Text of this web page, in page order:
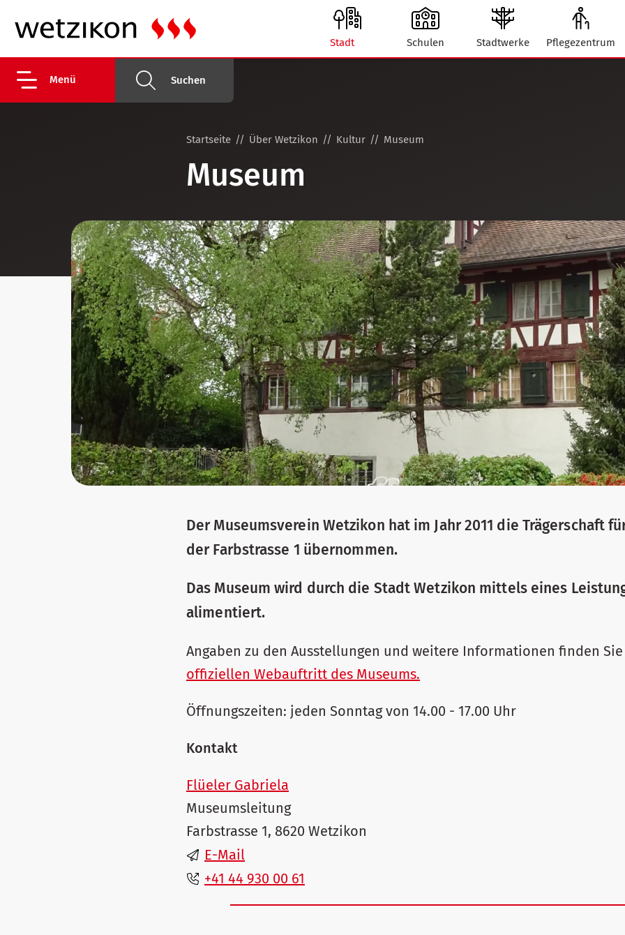
Menü Suchen
Stadt
Schulen Stadtwerke Pflegezentrum
Startseite Über Wetzikon Kultur Museum
Museum
Der Museumsverein Wetzikon hat im Jahr 2011 die Trägerschaft
der Farbstrasse 1 übernommen.
Das Museum wird durch die Stadt Wetzikon mittels eines
alimentiert.
Angaben zu den Ausstellungen und weitere Informationen finden
offiziellen Webauftritt des Museums.
Öffnungszeiten: jeden Sonntag von 14.00 - 17.00 Uhr
Kontakt
Flüeler Gabriela
Museumsleitung
Farbstrasse 1, 8620 Wetzikon
E-Mail
+41 44 930 00 61